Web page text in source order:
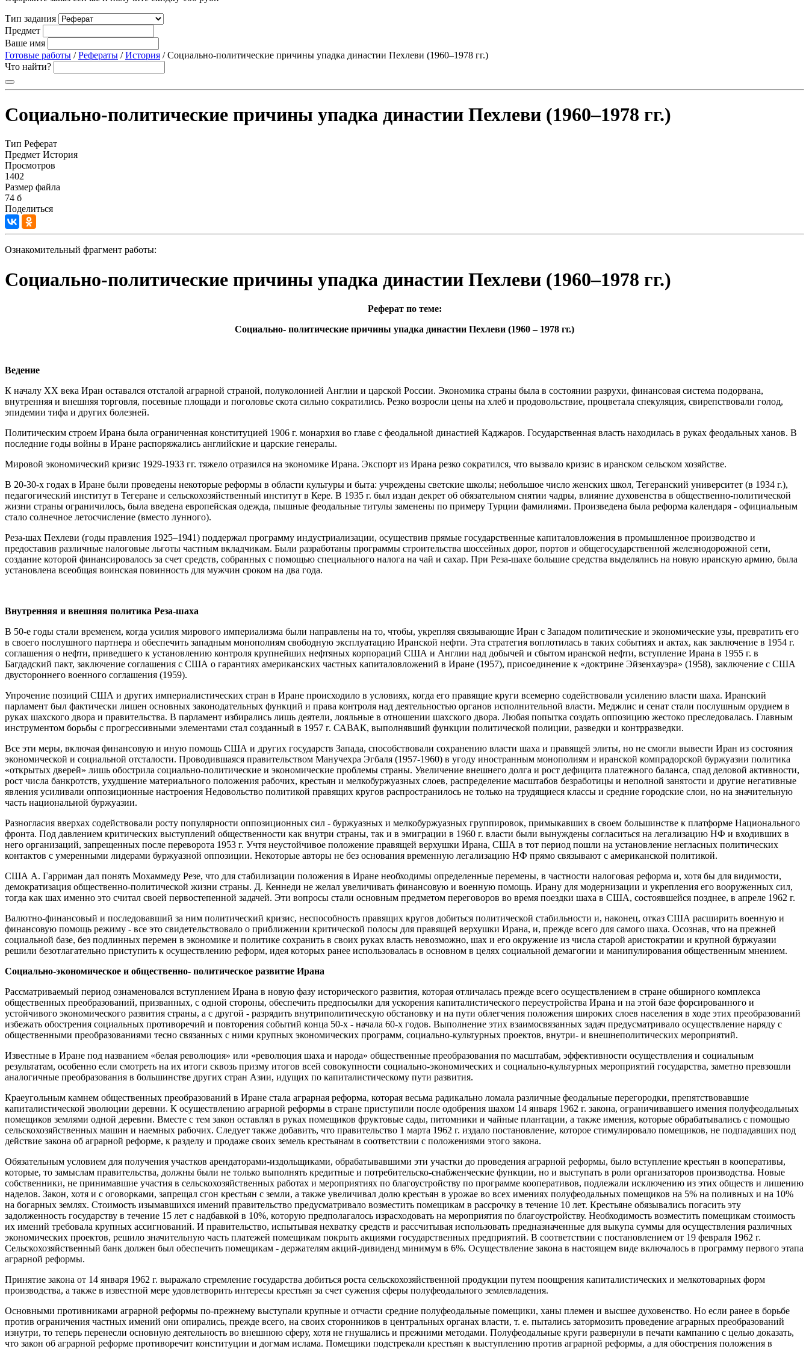
Тип задания
Предмет
Ваше имя
Готовые работы /Рефераты /История / Социально-политические причины упадка династии Пехлеви (1960–1978 гг.)
Что найти?
Социально-политические причины упадка династии Пехлеви (1960–1978 гг.)
Тип Реферат
Предмет История
Просмотров
1402
Размер файла
74 б
Поделиться
Ознакомительный фрагмент работы:
Социально-политические причины упадка династии Пехлеви (1960–1978 гг.)
Реферат по теме:
Социально- политические причины упадка династии Пехлеви (1960 – 1978 гг.)
Ведение
К началу ХХ века Иран оставался отсталой аграрной страной, полуколонией Англии и царской Росcии. Экономика страны была в состоянии разрухи, финансовая система подорвана,
внутренняя и внешняя торговля, посевные площади и поголовье скота сильно сократились. Резко возросли цены на хлеб и продовольствие, процветала спекуляция, свирепствовали голод,
эпидемии тифа и других болезней.
Политическим строем Ирана была ограниченная конституцией 1906 г. монархия во главе с феодальной династией Каджаров. Государственная власть находилась в руках феодальных ханов. В
последние годы войны в Иране распоряжались английские и царские генералы.
Мировой экономический кризис 1929-1933 гг. тяжело отразился на экономике Ирана. Экспорт из Ирана резко сократился, что вызвало кризис в иранском сельском хозяйстве.
В 20-30-х годах в Иране были проведены некоторые peформы в области культуры и быта: учреждены светские школы; небольшое число женских школ, Тегеранский университет (в 1934 г.),
педагогический институт в Тегеране и сельскохозяйственный институт в Кере. В 1935 г. был издан декрет об обязательном снятии чадры, влияние духовенства в общественно-политической
жизни страны ограничилось, была введена европейская одежда, пышные феодальные титулы заменены по примеру Турции фамилиями. Произведена была реформа календаря - официальным
стало солнечное летосчисление (вместо лунного).
Реза-шах Пехлеви (годы правления 1925–1941) поддержал программу индустриализации, осуществив прямые государственные капиталовложения в промышленное производство и
предоставив различные налоговые льготы частным вкладчикам. Были разработаны программы строительства шоссейных дорог, портов и общегосударственной железнодорожной сети,
создание которой финансировалось за счет средств, собранных с помощью специального налога на чай и сахар. При Реза-шахе большие средства выделялись на новую иранскую армию, была
установлена всеобщая воинская повинность для мужчин сроком на два года.
Внутренняя и внешняя политика Реза-шаха
В 50-е годы стали временем, когда усилия мирового империализма были направлены на то, чтобы, укрепляя связывающие Иран с Западом политические и экономические узы, превратить его
в своего послушного партнера и обеспечить западным монополиям свободную эксплуатацию Иранской нефти. Эта стратегия воплотилась в таких событиях и актах, как заключение в 1954 г.
соглашения о нефти, приведшего к установлению контроля крупнейших нефтяных корпораций США и Англии над добычей и сбытом иранской нефти, вступление Ирана в 1955 г. в
Багдадский пакт, заключение соглашения с США о гарантиях американских частных капиталовложений в Иране (1957), присоединение к «доктрине Эйзенхауэра» (1958), заключение с США
двустороннего военного соглашения (1959).
Упрочение позиций США и других империалистических стран в Иране происходило в условиях, когда его правящие круги всемерно содействовали усилению власти шаха. Иранский
парламент был фактически лишен основных законодательных функций и права контроля над деятельностью органов исполнительной власти. Меджлис и сенат стали послушным орудием в
руках шахского двора и правительства. В парламент избирались лишь деятели, лояльные в отношении шахского двора. Любая попытка создать оппозицию жестоко преследовалась. Главным
инструментом борьбы с прогрессивными элементами стал созданный в 1957 г. САВАК, выполнявший функции политической полиции, разведки и контрразведки.
Все эти меры, включая финансовую и иную помощь США и других государств Запада, способствовали сохранению власти шаха и правящей элиты, но не смогли вывести Иран из состояния
экономической и социальной отсталости. Проводившаяся правительством Манучехра Эгбаля (1957-1960) в угоду иностранным монополиям и иранской компрадорской буржуазии политика
«открытых дверей» лишь обострила социально-политические и экономические проблемы страны. Увеличение внешнего долга и рост дефицита платежного баланса, спад деловой активности,
рост числа банкротств, ухудшение материального положения рабочих, крестьян и мелкобуржуазных слоев, распределение масштабов безработицы и неполной занятости и другие негативные
явления усиливали оппозиционные настроения Недовольство политикой правящих кругов распространилось не только на трудящиеся классы и средние городские слои, но на значительную
часть национальной буржуазии.
Разногласия вверхах содействовали росту популярности оппозиционных сил - буржуазных и мелкобуржуазных группировок, примыкавших в своем большинстве к платформе Национального
фронта. Под давлением критических выступлений общественности как внутри страны, так и в эмиграции в 1960 г. власти были вынуждены согласиться на легализацию НФ и входивших в
него организаций, запрещенных после переворота 1953 г. Учтя неустойчивое положение правящей верхушки Ирана, США в тот период пошли на установление негласных политических
контактов с умеренными лидерами буржуазной оппозиции. Некоторые авторы не без основания временную легализацию НФ прямо связывают с американской политикой.
США А. Гарриман дал понять Мохаммеду Резе, что для стабилизации положения в Иране необходимы определенные перемены, в частности налоговая реформа и, хотя бы для видимости,
демократизация общественно-политической жизни страны. Д. Кеннеди не желал увеличивать финансовую и военную помощь. Ирану для модернизации и укрепления его вооруженных сил,
тогда как шах именно это считал своей первостепенной задачей. Эти вопросы стали основным предметом переговоров во время поездки шаха в США, состоявшейся позднее, в апреле 1962 г.
Валютно-финансовый и последовавший за ним политический кризис, неспособность правящих кругов добиться политической стабильности и, наконец, отказ США расширить военную и
финансовую помощь режиму - все это свидетельствовало о приближении критической полосы для правящей верхушки Ирана, и, прежде всего для самого шаха. Осознав, что на прежней
социальной базе, без подлинных перемен в экономике и политике сохранить в своих руках власть невозможно, шах и его окружение из числа старой аристократии и крупной буржуазии
решили безотлагательно приступить к осуществлению реформ, идея которых ранее использовалась в основном в целях социальной демагогии и манипулирования общественным мнением.
Социально-экономическое и общественно- политическое развитие Ирана
Рассматриваемый период ознаменовался вступлением Ирана в новую фазу исторического развития, которая отличалась прежде всего осуществлением в стране обширного комплекса
общественных преобразований, призванных, с одной стороны, обеспечить предпосылки для ускорения капиталистического переустройства Ирана и на этой базе форсированного и
устойчивого экономического развития страны, а с другой - разрядить внутриполитическую обстановку и на пути облегчения положения широких слоев населения в ходе этих преобразований
избежать обострения социальных противоречий и повторения событий конца 50-х - начала 60-х годов. Выполнение этих взаимосвязанных задач предусматривало осуществление наряду с
общественными преобразованиями тесно связанных с ними крупных экономических программ, социально-культурных проектов, внутри- и внешнеполитических мероприятий.
Известные в Иране под названием «белая революция» или «революция шаха и народа» общественные преобразования по масштабам, эффективности осуществления и социальным
результатам, особенно если смотреть на их итоги сквозь призму итогов всей совокупности социально-экономических и социально-культурных мероприятий государства, заметно превзошли
аналогичные преобразования в большинстве других стран Азии, идущих по капиталистическому пути развития.
Краеугольным камнем общественных преобразований в Иране стала аграрная реформа, которая весьма радикально ломала различные феодальные перегородки, препятствовавшие
капиталистической эволюции деревни. К осуществлению аграрной реформы в стране приступили после одобрения шахом 14 января 1962 г. закона, ограничивавшего имения полуфеодальных
помещиков землями одной деревни. Вместе с тем закон оставлял в руках помещиков фруктовые сады, питомники и чайные плантации, а также имения, которые обрабатывались с помощью
сельскохозяйственных машин и наемных рабочих. Следует также добавить, что правительство 1 марта 1962 г. издало постановление, которое стимулировало помещиков, не подпадавших под
действие закона об аграрной реформе, к разделу и продаже своих земель крестьянам в соответствии с положениями этого закона.
Обязательным условием для получения участков арендаторами-издольщиками, обрабатывавшими эти участки до проведения аграрной реформы, было вступление крестьян в кооперативы,
которые, то замыслам правительства, должны были не только выполнять кредитные и потребительско-снабженческие функции, но и выступать в роли организаторов производства. Новые
собственники, не принимавшие участия в сельскохозяйственных работах и мероприятиях по благоустройству по программе кооперативов, подлежали исключению из этих обществ и лишению
наделов. Закон, хотя и с оговорками, запрещал сгон крестьян с земли, а также увеличивал долю крестьян в урожае во всех имениях полуфеодальных помещиков на 5% на поливных и на 10%
на богарных землях. Стоимость изымавшихся имений правительство предусматривало возместить помещикам в рассрочку в течение 10 лет. Крестьяне обязывались погасить эту
задолженность государству в течение 15 лет с надбавкой в 10%, которую предполагалось израсходовать на мероприятия по благоустройству. Необходимость возместить помещикам стоимость
их имений требовала крупных ассигнований. И правительство, испытывая нехватку средств и рассчитывая использовать предназначенные для выкупа суммы для осуществления различных
экономических проектов, решило значительную часть платежей помещикам покрыть акциями государственных предприятий. В соответствии с постановлением от 19 февраля 1962 г.
Сельскохозяйственный банк должен был обеспечить помещикам - держателям акций-дивиденд минимум в 6%. Осуществление закона в настоящем виде включалось в программу первого этапа
аграрной реформы.
Принятие закона от 14 января 1962 г. выражало стремление государства добиться роста сельскохозяйственной продукции путем поощрения капиталистических и мелкотоварных форм
производства, а также в известной мере удовлетворить интересы крестьян за счет сужения сферы полуфеодального землевладения.
Основными противниками аграрной реформы по-прежнему выступали крупные и отчасти средние полуфеодальные помещики, ханы племен и высшее духовенство. Но если ранее в борьбе
против ограничения частных имений они опирались, прежде всего, на своих сторонников в центральных органах власти, т. е. пытались затормозить проведение аграрных преобразований
изнутри, то теперь перенесли основную деятельность во внешнюю сферу, хотя не гнушались и прежними методами. Полуфеодальные круги развернули в печати кампанию с целью доказать,
что закон об аграрной реформе противоречит конституции и догмам ислама. Помещики подстрекали крестьян к выступлению против аграрной реформы, а для обострения положения в